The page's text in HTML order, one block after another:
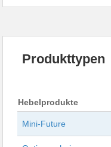
Produkttypen
Hebelprodukte
Mini-Future